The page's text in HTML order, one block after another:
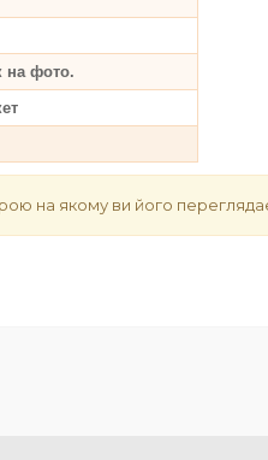
на фото.
на якому ви його